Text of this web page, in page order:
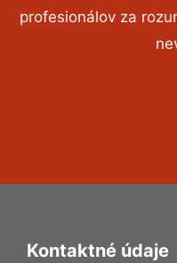
profesionálov za
Kontaktné údaje